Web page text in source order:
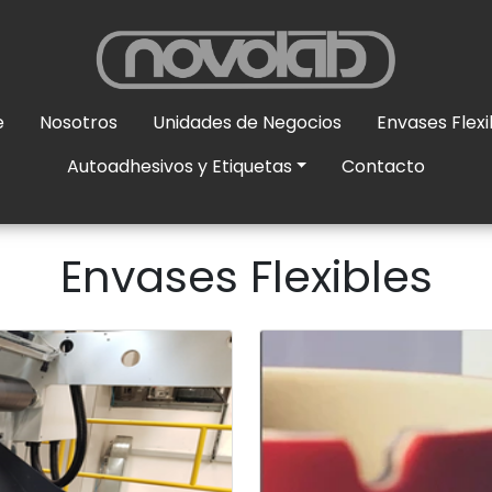
Nosotros Unidades de Negocios
Envases
Autoadhesivos y Etiquetas
Contacto
Envases Flexibles